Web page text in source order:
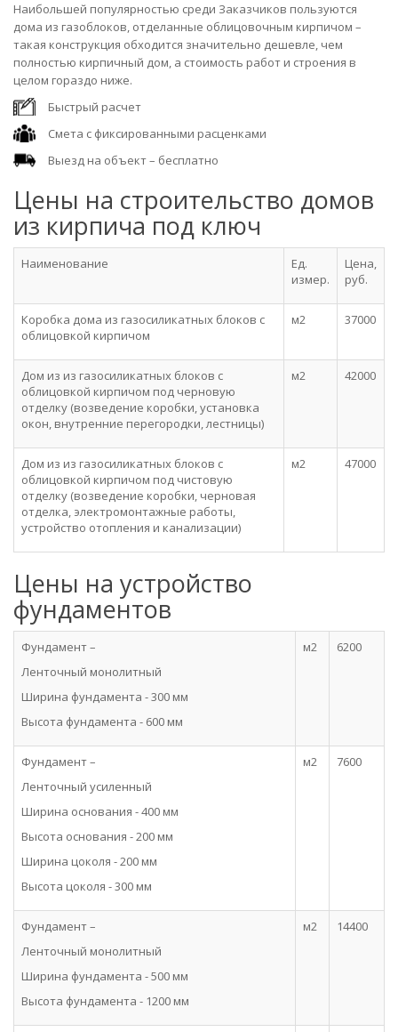
Наибольшей популярностью среди Заказчиков пользуются
дома из газоблоков, отделанные облицовочным кирпичом –
такая конструкция обходится значительно дешевле, чем
полностью кирпичный дом, а стоимость работ и строения в
целом гораздо ниже.
Быстрый расчет
Смета с фиксированными расценками
Выезд на объект – бесплатно
Цены на строительство домов
из кирпича под ключ
Наименование
Ед.
измер.
Цена,
руб.
Коробка дома из газосиликатных блоков с
облицовкой кирпичом
м2 37000
Дом из из газосиликатных блоков с
облицовкой кирпичом под черновую
отделку (возведение коробки, установка
окон, внутренние перегородки, лестницы)
м2 42000
Дом из из газосиликатных блоков с
облицовкой кирпичом под чистовую
отделку (возведение коробки, черновая
отделка, электромонтажные работы,
устройство отопления и канализации)
м2 47000
Цены на устройство
фундаментов
Фундамент –
Ленточный монолитный
Ширина фундамента - 300 мм
Высота фундамента - 600 мм
м2 6200
Фундамент –
Ленточный усиленный
Ширина основания - 400 мм
Высота основания - 200 мм
Ширина цоколя - 200 мм
Высота цоколя - 300 мм
м2 7600
Фундамент –
Ленточный монолитный
Ширина фундамента - 500 мм
Высота фундамента - 1200 мм
м2 14400